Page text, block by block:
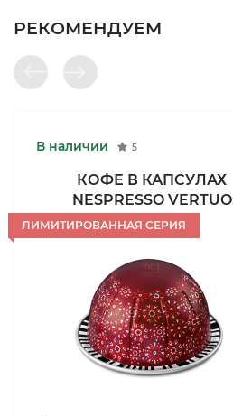
РЕКОМЕНДУЕМ
В наличии 5
ЛИМИТИРОВАННАЯ СЕРИЯ
КОФЕ В КАПСУЛАХ
NESPRESSO VERTUO
GINGERBREAD